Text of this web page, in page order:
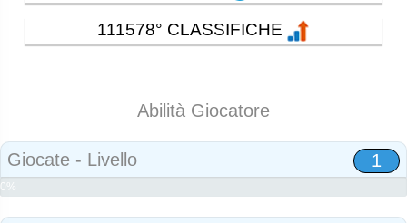
111578° CLASSIFICHE
Abilità Giocatore
Giocate - Livello 1
0%